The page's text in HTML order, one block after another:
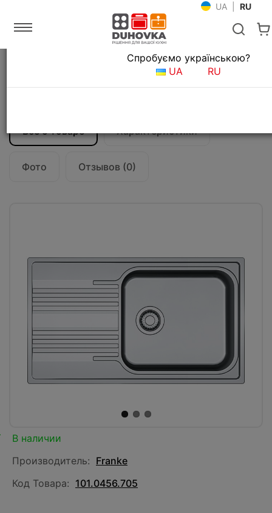
UA RU
Мойки и смесители Кухонные мойки
Кухонная мойка Franke Smart SRX 611-86
Все о товаре Характеристики
Фото Отзывов (0)
Язык магазина
Спробуємо українською?
UA
RU
В наличии
Производитель: Franke
Код Товара: 101.0456.705